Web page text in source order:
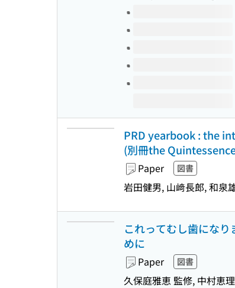
Volumes of this title
PRD yearbook : the
(別冊the
Paper 図書
岩田健男, 山﨑長郎, 和泉
これってむし歯にな
めに
Paper 図書
久保庭雅恵 監修, 中村恵